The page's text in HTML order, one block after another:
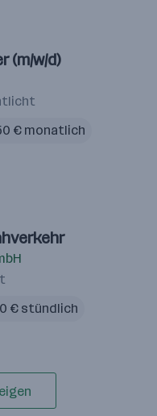
(m/w/d)
€ monatlich
€ stündlich